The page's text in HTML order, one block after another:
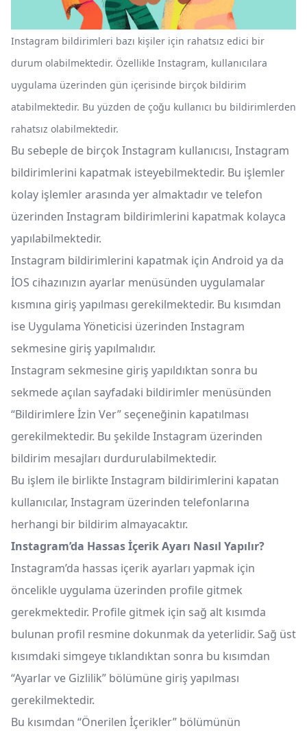
Instagram bildirimleri bazı kişiler için rahatsız edici bir
durum olabilmektedir. Özellikle Instagram, kullanıcılara
uygulama üzerinden gün içerisinde birçok bildirim
atabilmektedir. Bu yüzden de çoğu kullanıcı bu bildirimlerden
rahatsız olabilmektedir.
Bu sebeple de birçok Instagram kullanıcısı, Instagram
bildirimlerini kapatmak isteyebilmektedir. Bu işlemler
kolay işlemler arasında yer almaktadır ve telefon
üzerinden Instagram bildirimlerini kapatmak kolayca
yapılabilmektedir.
Instagram bildirimlerini kapatmak için Android ya da
İOS cihazınızın ayarlar menüsünden uygulamalar
kısmına giriş yapılması gerekilmektedir. Bu kısımdan
ise Uygulama Yöneticisi üzerinden Instagram
sekmesine giriş yapılmalıdır.
Instagram sekmesine giriş yapıldıktan sonra bu
sekmede açılan sayfadaki bildirimler menüsünden
“Bildirimlere İzin Ver” seçeneğinin kapatılması
gerekilmektedir. Bu şekilde Instagram üzerinden
bildirim mesajları durdurulabilmektedir.
Bu işlem ile birlikte Instagram bildirimlerini kapatan
kullanıcılar, Instagram üzerinden telefonlarına
herhangi bir bildirim almayacaktır.
Instagram’da Hassas İçerik Ayarı Nasıl Yapılır?
Instagram’da hassas içerik ayarları yapmak için
öncelikle uygulama üzerinden profile gitmek
gerekmektedir. Profile gitmek için sağ alt kısımda
bulunan profil resmine dokunmak da yeterlidir. Sağ üst
kısımdaki simgeye tıklandıktan sonra bu kısımdan
“Ayarlar ve Gizlilik” bölümüne giriş yapılması
gerekilmektedir.
Bu kısımdan “Önerilen İçerikler” bölümünün